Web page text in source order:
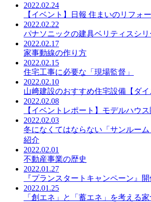
2022.02.24
【イベント】日報 住まいのリフォ
2022.02.22
パナソニックの建具ベリティスシ
2022.02.17
家事動線の作り方
2022.02.15
住宅工事に必要な「現場監督」
2022.02.10
山﨑建設のおすすめ住宅設備【ダイ
2022.02.08
【イベントレポート】モデルハウ
2022.02.03
冬になくてはならない「サンルー
紹介
2022.02.01
不動産事業の歴史
2022.01.27
『プランスタートキャンペーン』開
2022.01.25
「創エネ」と「蓄エネ」を考える家